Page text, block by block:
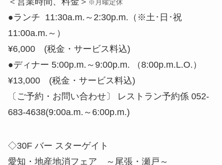
※月曜定休
●ランチ 11:30a.m.～2:30p.m.（※土･日･祝
11:00a.m.～）
¥6,000 (税金・サービス料込)
●ディナー 5:00p.m.～9:00p.m. （8:00p.m.L.O.）
¥13,000 (税金・サービス料込)
〔ご予約・お問い合わせ〕 レストラン予約係 052-
683-4638(9:00a.m.～6:00p.m.)
◇30F バー スターゲイト
愛知・地産地消フェア ～尾張・瀬戸～